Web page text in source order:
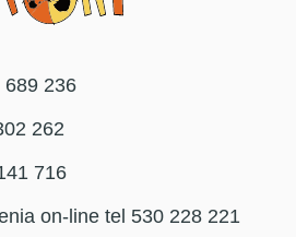
689 236
262
716
on-line tel 530 228 221